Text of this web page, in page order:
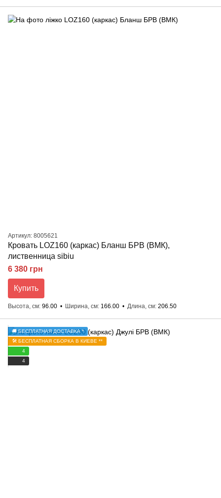
Артикул: 8005621
Кровать LOZ160 (каркас) Бланш БРВ (ВМК),
лиственница sibiu
6 380 грн
Купить
Высота, см 96.00 Ширина, см 166.00 Длина, см 206.50
🚚 БЕСПЛАТНАЯ ДОСТАВКА *
🛠️ БЕСПЛАТНАЯ СБОРКА В КИЕВЕ **
4
4